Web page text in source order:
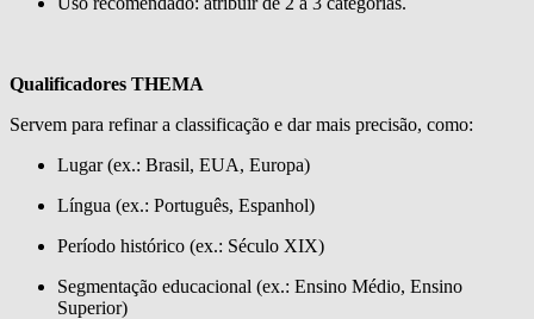
Qualificadores THEMA
Servem para refinar a classificação e dar mais precisão, como:
Lugar (ex.: Brasil, EUA, Europa)
Língua (ex.: Português, Espanhol)
Período histórico (ex.: Século XIX)
Segmentação educacional (ex.: Ensino Médio, Ensino
Superior)